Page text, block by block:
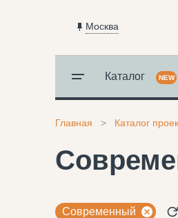
Москва
Каталог NEW
Главная Каталог
Современный